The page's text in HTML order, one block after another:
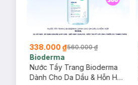
338.000 ₫560.000 ₫
Bioderma
Nước Tẩy Trang Bioderma
Dành Cho Da Dầu & Hỗn Hợp